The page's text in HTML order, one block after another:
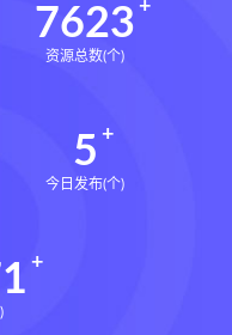
7623
资源总数(个)
5
今日发布(个)